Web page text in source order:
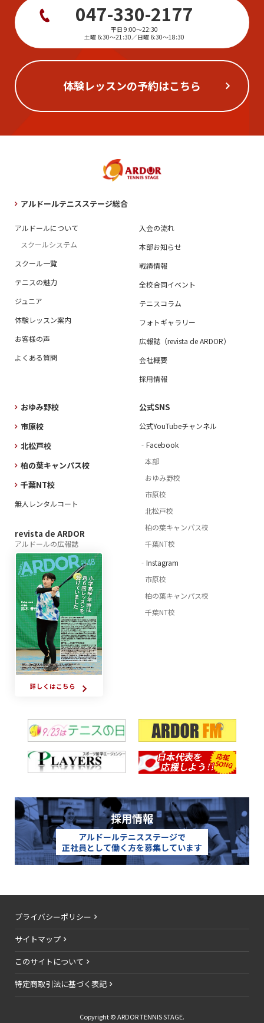
047-330-2177
平日 9:00～22:30
土曜 6:30～21:30／日曜 6:30～18:30
体験レッスンの予約はこちら
アルドールテニスステージ総合
アルドールについて
スクールシステム
スクール一覧
テニスの魅力
ジュニア
体験レッスン案内
お客様の声
よくある質問
入会の流れ
本部お知らせ
戦績情報
全校合同イベント
テニスコラム
フォトギャラリー
広報誌（revista de ARDOR）
会社概要
採用情報
おゆみ野校
市原校
北松戸校
柏の葉キャンパス校
千葉NT校
無人レンタルコート
revista de ARDOR
アルドールの広報誌
詳しくはこちら
公式SNS
公式YouTubeチャンネル
‐Facebook
本部
おゆみ野校
市原校
北松戸校
柏の葉キャンパス校
千葉NT校
‐Instagram
市原校
柏の葉キャンパス校
千葉NT校
採用情報
アルドールテニスステージで
正社員として働く方を募集しています
プライバシーポリシー
サイトマップ
このサイトについて
特定商取引法に基づく表記
Copyright © ARDOR TENNIS STAGE.